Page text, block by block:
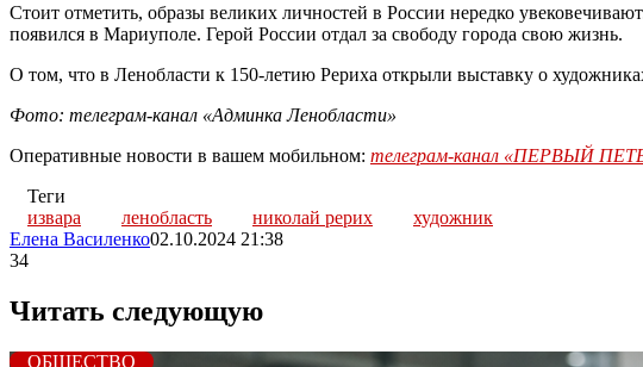
Стоит отметить, образы великих личностей в России нередко
появился в Мариуполе. Герой России отдал за свободу города свою жизнь.
О том, что в Ленобласти к 150-летию Рериха открыли выставку о
Фото: телеграм-канал «Админка Ленобласти»
Оперативные новости в вашем мобильном: телеграм-канал «ПЕРВЫЙ
Теги
извара
ленобласть николай рерих
художник
Елена Василенко02.10.2024 21:38
34
Читать следующую
ОБЩЕСТВО